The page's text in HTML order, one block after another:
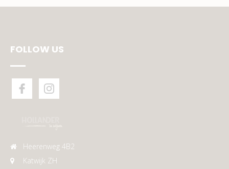
FOLLOW US
Heerenweg 4B2
Katwijk ZH